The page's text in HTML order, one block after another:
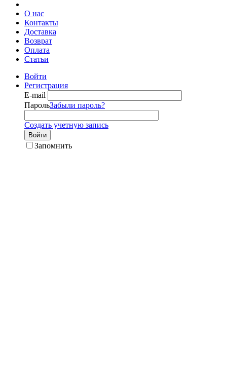
О нас
Контакты
Доставка
Возврат
Оплата
Статьи
Войти
Регистрация
E-mail
ПарольЗабыли пароль?
Создать учетную запись
Войти
Запомнить